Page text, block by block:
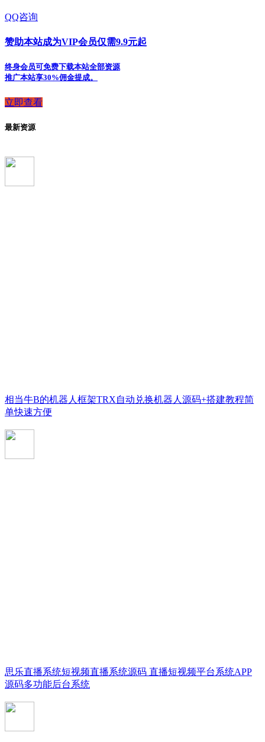
QQ咨询
赞助本站成为VIP会员仅需9.9元起
终身会员可免费下载本站全部资源
推广本站享30%佣金提成。
立即查看
最新资源
相当牛B的机器人框架TRX自动兑换机器人源码+搭建教程简
单快速方便
思乐直播系统短视频直播系统源码 直播短视频平台系统APP
源码多功能后台系统